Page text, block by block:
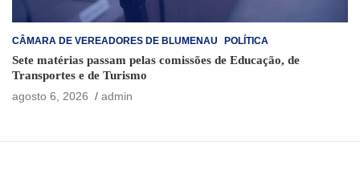
CÂMARA DE VEREADORES DE BLUMENAU POLÍTICA
Sete matérias passam pelas comissões de Educação, de
Transportes e de Turismo
agosto 6, 2026
admin